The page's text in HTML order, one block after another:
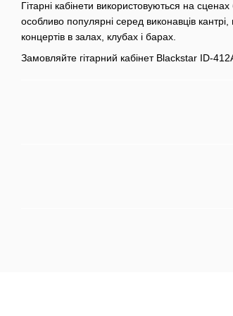
Гітарні кабінети використовуються на
особливо популярні серед виконавців
концертів в залах, клубах і барах.
Замовляйте гітарний кабінет Blackstar ID-